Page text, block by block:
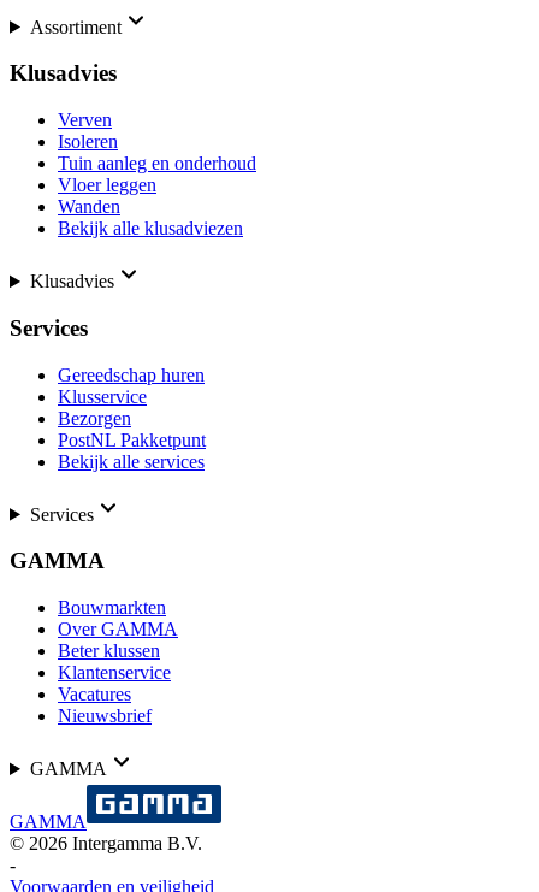
Assortiment
Klusadvies
Verven
Isoleren
Tuin aanleg en onderhoud
Vloer leggen
Wanden
Bekijk alle klusadviezen
Klusadvies
Services
Gereedschap huren
Klusservice
Bezorgen
PostNL Pakketpunt
Bekijk alle services
Services
GAMMA
Bouwmarkten
Over GAMMA
Beter klussen
Klantenservice
Vacatures
Nieuwsbrief
GAMMA
GAMMA
© 2026 Intergamma B.V.
-
Voorwaarden en veiligheid